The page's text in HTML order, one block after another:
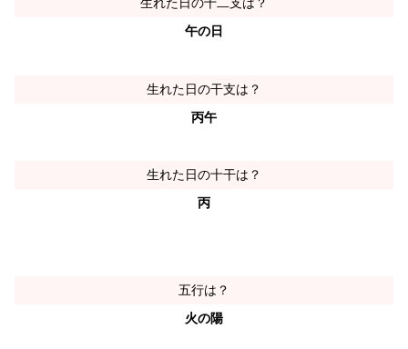
生れた日の十二支は？
午の日
生れた日の干支は？
丙午
生れた日の十干は？
丙
五行は？
火の陽